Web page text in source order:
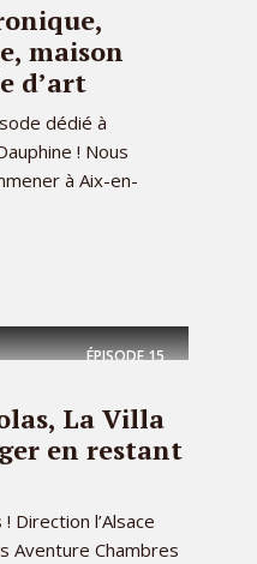
maison
d’art
dédié à
! Nous
à Aix-en-
ÉPISODE15
La Villa
en restant
Direction l’Alsace
Aventure Chambres